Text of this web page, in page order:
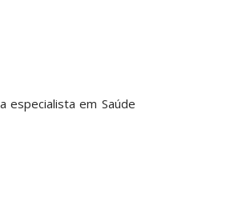
especialista em Saúde